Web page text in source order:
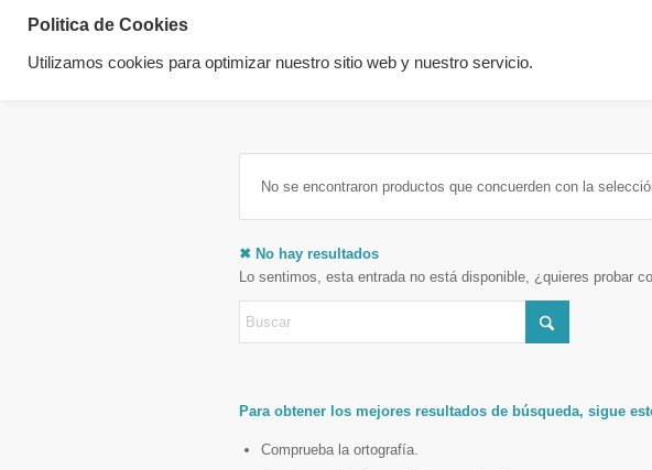
No se encontraron productos que concuerden con la
✖ No hay resultados
Lo sentimos, esta entrada no está disponible, ¿quieres probar
Para obtener los mejores resultados de búsqueda, sigue
Comprueba la ortografía.
Politica de Cookies
Utilizamos cookies para optimizar nuestro sitio web y nuestro servicio.